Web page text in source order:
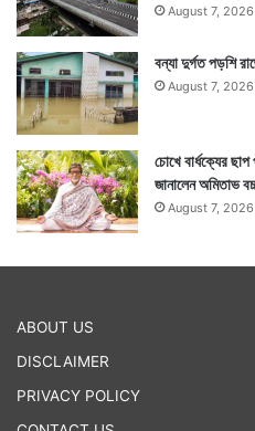
August 7, 2026
বন্যা দুর্গত পড়শি
August 7, 2026
চোখে বার্ধক্যের
জানালেন অমিতাভ
August 7, 2026
ABOUT US
DISCLAIMER
PRIVACY POLICY